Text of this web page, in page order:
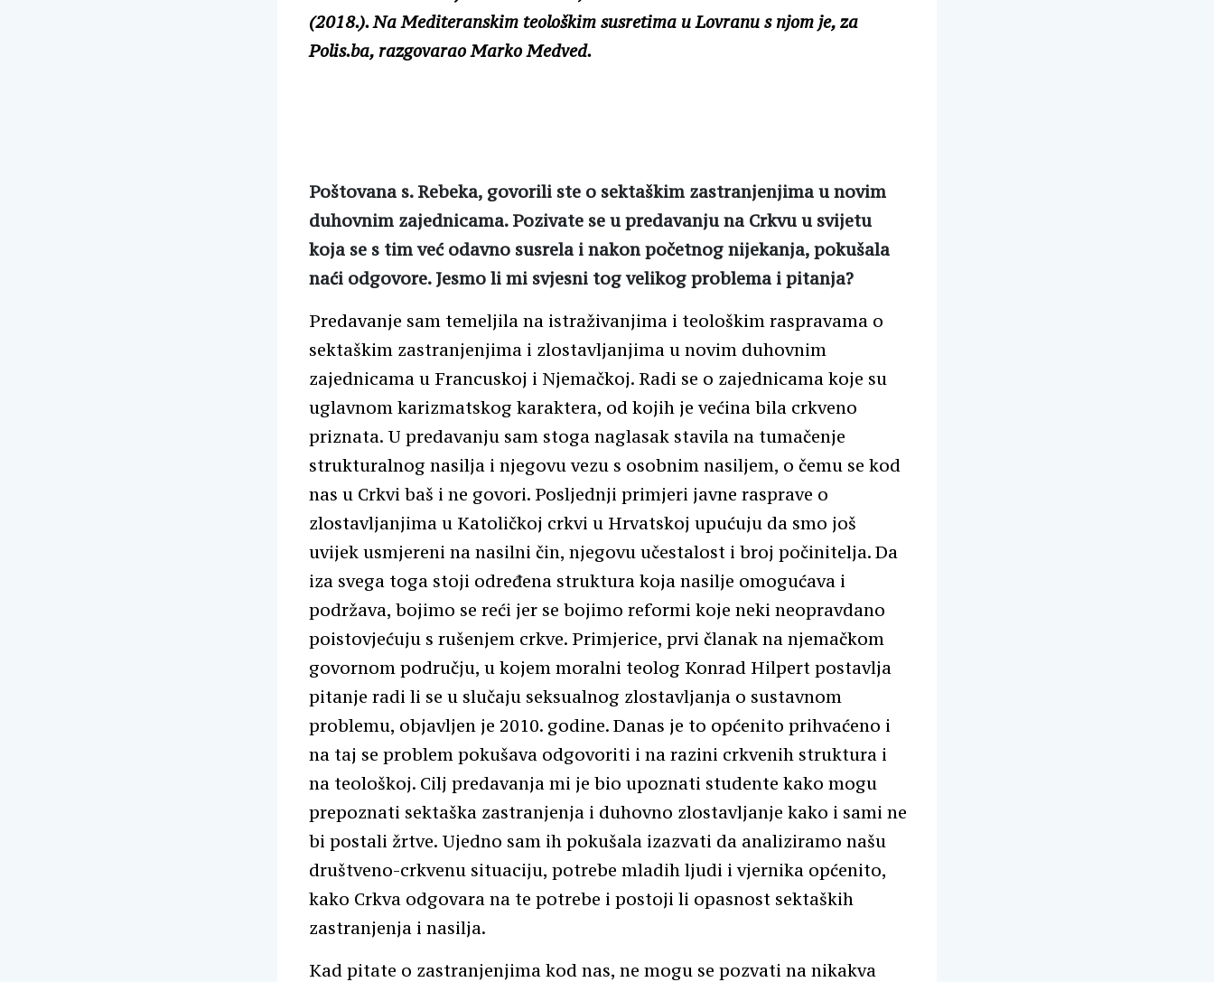
(2018.). Na Mediteranskim teološkim susretima u Lovranu s njom je, za
Polis.ba, razgovarao Marko Medved.
Poštovana s. Rebeka, govorili ste o sektaškim zastranjenjima u novim
duhovnim zajednicama. Pozivate se u predavanju na Crkvu u svijetu
koja se s tim već odavno susrela i nakon početnog nijekanja, pokušala
naći odgovore. Jesmo li mi svjesni tog velikog problema i pitanja?
Predavanje sam temeljila na istraživanjima i teološkim raspravama o
sektaškim zastranjenjima i zlostavljanjima u novim duhovnim
zajednicama u Francuskoj i Njemačkoj. Radi se o zajednicama koje su
uglavnom karizmatskog karaktera, od kojih je većina bila crkveno
priznata. U predavanju sam stoga naglasak stavila na tumačenje
strukturalnog nasilja i njegovu vezu s osobnim nasiljem, o čemu se kod
nas u Crkvi baš i ne govori. Posljednji primjeri javne rasprave o
zlostavljanjima u Katoličkoj crkvi u Hrvatskoj upućuju da smo još
uvijek usmjereni na nasilni čin, njegovu učestalost i broj počinitelja. Da
iza svega toga stoji određena struktura koja nasilje omogućava i
podržava, bojimo se reći jer se bojimo reformi koje neki neopravdano
poistovjećuju s rušenjem crkve. Primjerice, prvi članak na njemačkom
govornom području, u kojem moralni teolog Konrad Hilpert postavlja
pitanje radi li se u slučaju seksualnog zlostavljanja o sustavnom
problemu, objavljen je 2010. godine. Danas je to općenito prihvaćeno i
na taj se problem pokušava odgovoriti i na razini crkvenih struktura i
na teološkoj. Cilj predavanja mi je bio upoznati studente kako mogu
prepoznati sektaška zastranjenja i duhovno zlostavljanje kako i sami ne
bi postali žrtve. Ujedno sam ih pokušala izazvati da analiziramo našu
društveno-crkvenu situaciju, potrebe mladih ljudi i vjernika općenito,
kako Crkva odgovara na te potrebe i postoji li opasnost sektaških
zastranjenja i nasilja.
Kad pitate o zastranjenjima kod nas, ne mogu se pozvati na nikakva